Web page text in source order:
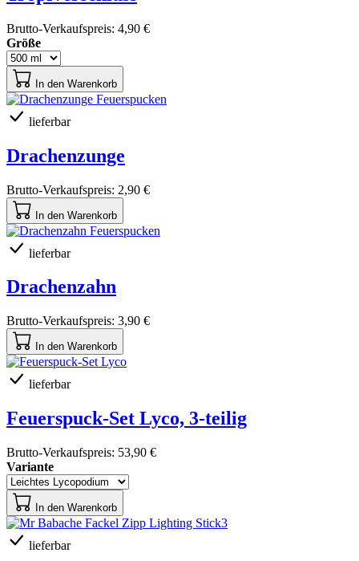
Brutto-Verkaufspreis: 4,90 €
Größe
In den Warenkorb
lieferbar
Drachenzunge
Brutto-Verkaufspreis: 2,90 €
In den Warenkorb
lieferbar
Drachenzahn
Brutto-Verkaufspreis: 3,90 €
In den Warenkorb
lieferbar
Feuerspuck-Set Lyco, 3-teilig
Brutto-Verkaufspreis: 53,90 €
Variante
In den Warenkorb
lieferbar